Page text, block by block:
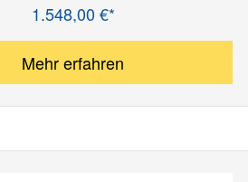
1.548,00 €*
Mehr erfahren